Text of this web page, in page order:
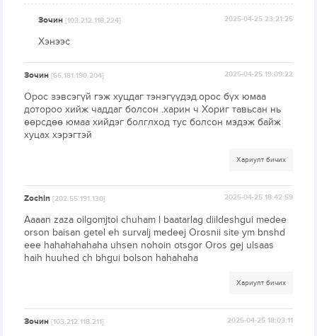
Зочин[103.212.118.224] 2025-04-25 23:21:25
Хэнээс
Зочин[66.181.190.204] 2025-04-25 19:09:22
Орос зэвсэгүй гэж хуцдаг тэнэгүүдэд.орос бүх юмаа
дотороо хийж чаддаг болсон .харин ч Хориг тавьсан нь
өөрсдөө юмаа хийдэг болглход тус болсон мэдэж байж
хуцах хэрэгтэй
Хариулт бичих
Zochin[202.55.191.130] 2025-04-25 18:42:59
Aaaan zaza oilgomjtoi chuham l baatarlag diildeshgui medee
orson baisan getel eh survalj medeej Orosnii site ym bnshd
eee hahahahahaha uhsen nohoin otsgor Oros gej ulsaas
haih huuhed ch bhgui bolson hahahaha
Хариулт бичих
Зочин[103.212.118.211] 2025-04-25 18:03:11